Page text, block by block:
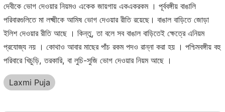
দেবীকে ভোগ দেওয়ার নিয়মও একেক জায়গায় একএকরকম । পূর্ববঙ্গীয় বাঙালি
পরিবারগুলিতে মা লক্ষ্মীকে আমিষ ভোগ দেওয়ার রীতি রয়েছে। বাঙাল বাড়িতে জোড়া
ইলিশ দেওয়ার রীতি আছে । কিন্তু, তা বলে সব বাঙাল বাড়িতেই ক্ষেত্রে এনিয়ম
প্রযোজ্য নয় । কোথাও আবার মাছের পাঁচ রকম পদও রান্না করা হয় । পশ্চিমবঙ্গীয় বহু
পরিবারে খিচুড়ি, তরকারি, বা লুচি-সুজি ভোগ দেওয়ার নিয়ম আছে ।
Laxmi Puja